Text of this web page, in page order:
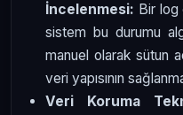
İncelenmesi: Bir log
sistem bu durumu
manuel olarak sütun
veri yapısının
Veri Koruma